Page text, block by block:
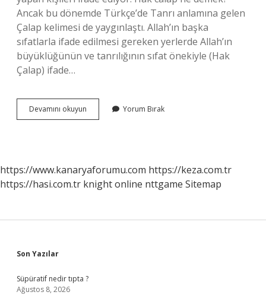
Ancak bu dönemde Türkçe’de Tanrı anlamına gelen
Çalap kelimesi de yaygınlaştı. Allah’ın başka
sıfatlarla ifade edilmesi gereken yerlerde Allah’ın
büyüklüğünün ve tanrılığının sıfat önekiyle (Hak
Çalap) ifade…
Devamını okuyun
Ne
Yorum Bırak
https://www.kanaryaforumu.com https://keza.com.tr
https://hasi.com.tr knight online nttgame Sitemap
Sidebar
Son Yazılar
Süpüratif nedir tıpta ?
Ağustos 8, 2026